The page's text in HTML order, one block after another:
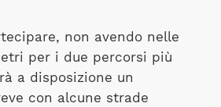
non avendo nelle
per i due percorsi più
a disposizione un
con alcune strade